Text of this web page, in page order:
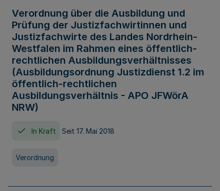
Verordnung über die Ausbildung und
Prüfung der Justizfachwirtinnen und
Justizfachwirte des Landes Nordrhein-
Westfalen im Rahmen eines öffentlich-
rechtlichen Ausbildungsverhältnisses
(Ausbildungsordnung Justizdienst 1.2 im
öffentlich-rechtlichen
Ausbildungsverhältnis - APO JFWörA
NRW)
In Kraft Seit 17. Mai 2018
Verordnung